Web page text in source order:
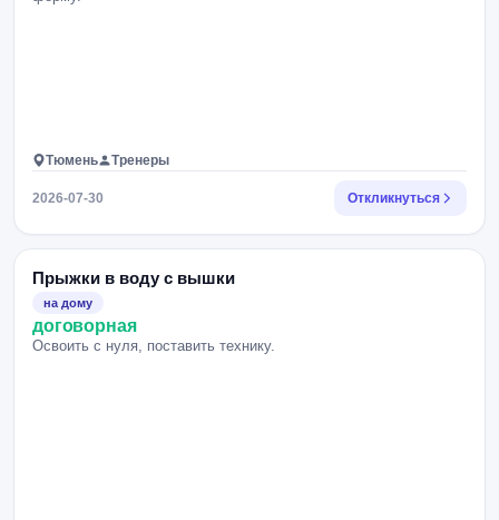
Тюмень Тренеры
2026-07-30 Откликнуться
Прыжки в воду с вышки
на дому
договорная
Освоить с нуля, поставить технику.